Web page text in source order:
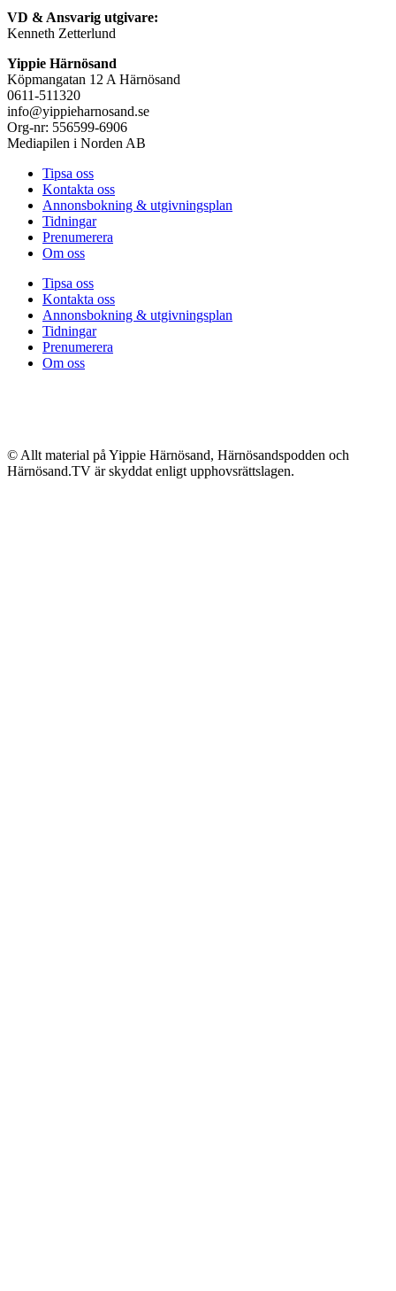
VD & Ansvarig utgivare:
Kenneth Zetterlund
Yippie Härnösand
Köpmangatan 12 A Härnösand
0611-511320
info@yippieharnosand.se
Org-nr: 556599-6906
Mediapilen i Norden AB
Tipsa oss
Kontakta oss
Annonsbokning & utgivningsplan
Tidningar
Prenumerera
Om oss
Tipsa oss
Kontakta oss
Annonsbokning & utgivningsplan
Tidningar
Prenumerera
Om oss
© Allt material på Yippie Härnösand, Härnösandspodden och
Härnösand.TV är skyddat enligt upphovsrättslagen.